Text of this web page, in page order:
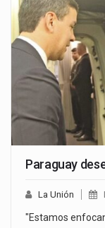
Paraguay
La Unión
"Estamos